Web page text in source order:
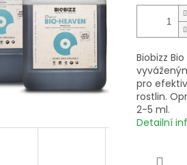
Biobizz
pro
rostlin.
2-5 ml.
Detailní